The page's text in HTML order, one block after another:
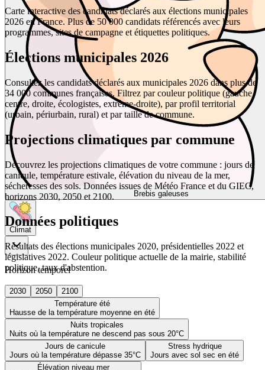
Brebis galeuses
Climat
Horizon temporel
2030 2050
2100
Température été
Hausse de la température moyenne en été
Nuits tropicales
Nuits où la température ne descend pas sous 20°C
Jours de canicule
Jours où la température dépasse 35°C
Stress hydrique
Jours avec sol sec en été
Élévation niveau mer
Carte interactive des candidats déclarés aux élections municipales
2026 en France. Plus de 50 000 candidats référencés avec leurs
programmes, sites de campagne et étiquettes politiques.
Élections municipales 2026
Consultez les candidats déclarés aux municipales 2026 dans plus de
34 000 communes françaises. Filtrez par couleur politique (gauche,
centre, droite, écologistes, extrême-droite), par profil territorial
(urbain, périurbain, rural) et par taille de commune.
Projections climatiques par commune
Découvrez les projections climatiques de votre commune : jours de
canicule, température estivale, élévation du niveau de la mer,
sécheresses des sols. Données issues de Météo France et du GIEC,
horizons 2030, 2050 et 2100.
Données politiques
Résultats des élections municipales 2020, présidentielles 2022 et
législatives 2022. Couleur politique actuelle de la mairie, stabilité
politique, taux d'abstention.